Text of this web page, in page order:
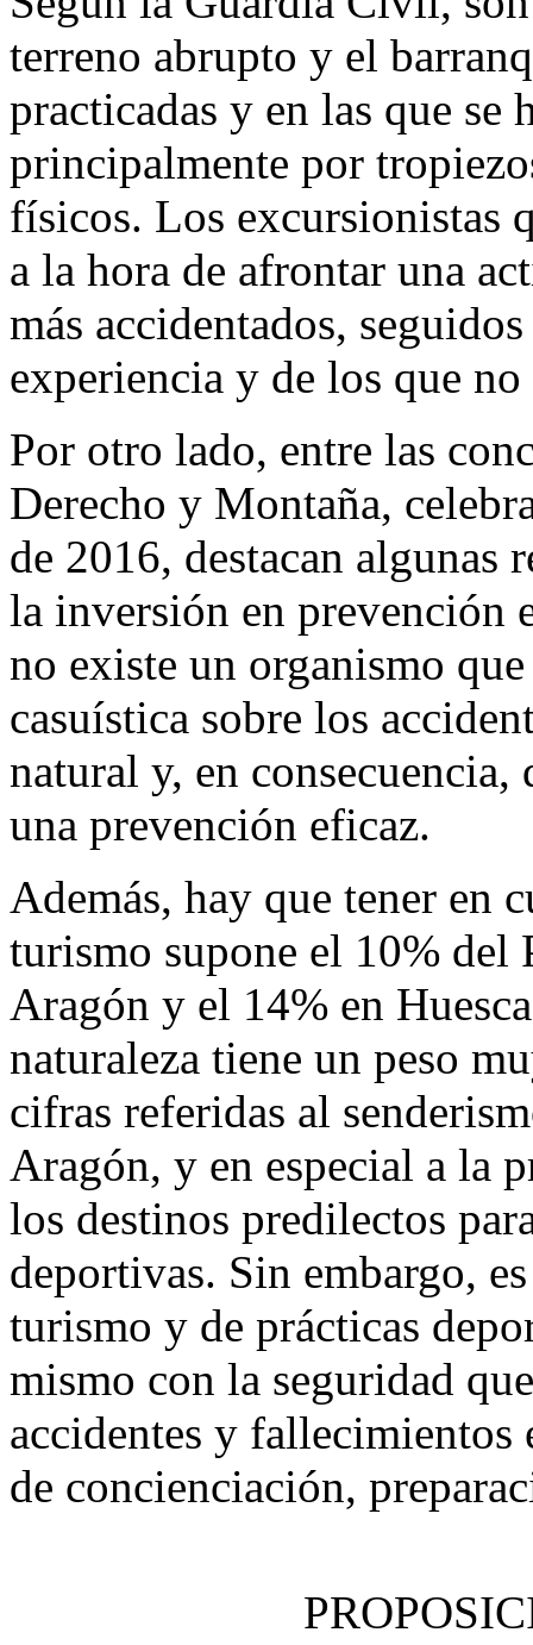
terreno abrupto y el
practicadas y en las que se
principalmente por
físicos. Los excursionistas
a la hora de afrontar una
más accidentados,
experiencia y de los que
Por otro lado, entre las
Derecho y Montaña,
de 2016, destacan algunas
la inversión en prevención
no existe un organismo
casuística sobre los
natural y, en consecuencia,
una prevención eficaz.
Además, hay que tener en
turismo supone el 10%
Aragón y el 14% en
naturaleza tiene un peso
cifras referidas al
Aragón, y en especial a la
los destinos predilectos
deportivas. Sin embargo,
turismo y de prácticas
mismo con la seguridad
accidentes y fallecimientos
de concienciación,